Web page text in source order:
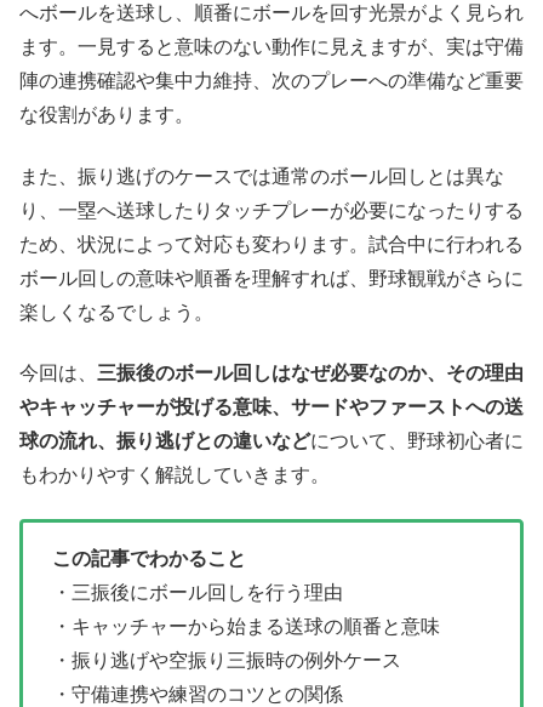
へボールを送球し、順番にボールを回す光景がよく見られ
ます。一見すると意味のない動作に見えますが、実は守備
陣の連携確認や集中力維持、次のプレーへの準備など重要
な役割があります。
また、振り逃げのケースでは通常のボール回しとは異な
り、一塁へ送球したりタッチプレーが必要になったりする
ため、状況によって対応も変わります。試合中に行われる
ボール回しの意味や順番を理解すれば、野球観戦がさらに
楽しくなるでしょう。
今回は、 三振後のボール回しはなぜ必要なのか、その理由
やキャッチャーが投げる意味、サードやファーストへの送
球の流れ、振り逃げとの違いなどについて、野球初心者に
もわかりやすく解説していきます。
この記事でわかること
・三振後にボール回しを行う理由
・キャッチャーから始まる送球の順番と意味
・振り逃げや空振り三振時の例外ケース
・守備連携や練習のコツとの関係